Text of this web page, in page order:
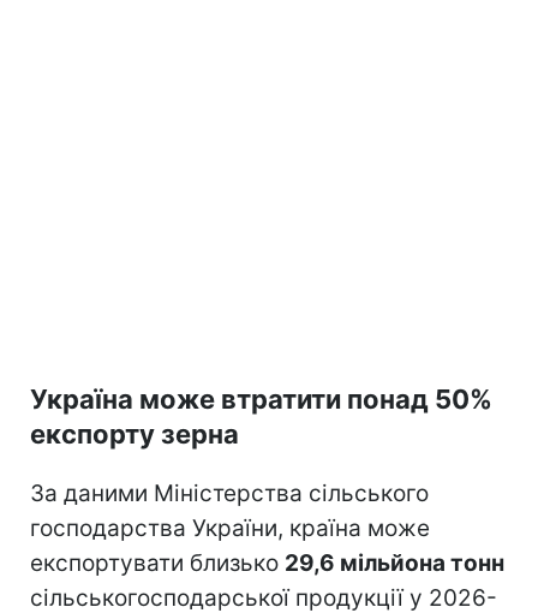
Україна може втратити понад 50%
експорту зерна
За даними Міністерства сільського
господарства України, країна може
експортувати близько 29,6 мільйона тонн
сільськогосподарської продукції у 2026-